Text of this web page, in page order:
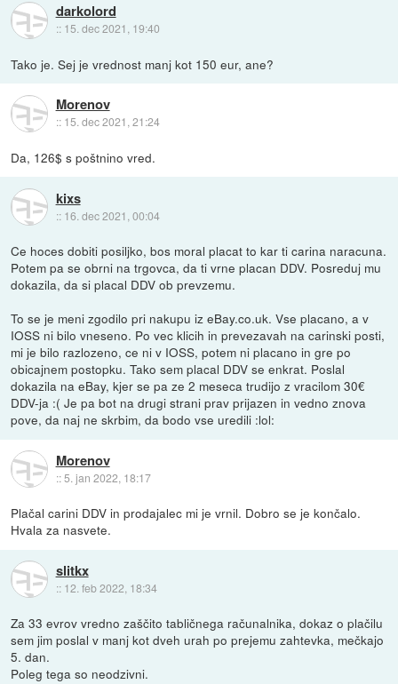
darkolord
:: 15. dec 2021, 19:40
Tako je. Sej je vrednost manj kot 150 eur, ane?
Morenov
:: 15. dec 2021, 21:24
Da, 126$ s poštnino vred.
kixs
:: 16. dec 2021, 00:04
Ce hoces dobiti posiljko, bos moral placat to kar ti carina naracuna.
Potem pa se obrni na trgovca, da ti vrne placan DDV. Posreduj mu
dokazila, da si placal DDV ob prevzemu.
To se je meni zgodilo pri nakupu iz eBay.co.uk. Vse placano, a v
IOSS ni bilo vneseno. Po vec klicih in prevezavah na carinski posti,
mi je bilo razlozeno, ce ni v IOSS, potem ni placano in gre po
obicajnem postopku. Tako sem placal DDV se enkrat. Poslal
dokazila na eBay, kjer se pa ze 2 meseca trudijo z vracilom 30€
DDV-ja :( Je pa bot na drugi strani prav prijazen in vedno znova
pove, da naj ne skrbim, da bodo vse uredili :lol:
Morenov
::5. jan 2022, 18:17
Plačal carini DDV in prodajalec mi je vrnil. Dobro se je končalo.
Hvala za nasvete.
slitkx
:: 12. feb 2022, 18:34
Za 33 evrov vredno zaščito tabličnega računalnika, dokaz o plačilu
sem jim poslal v manj kot dveh urah po prejemu zahtevka, mečkajo
5. dan.
Poleg tega so neodzivni.